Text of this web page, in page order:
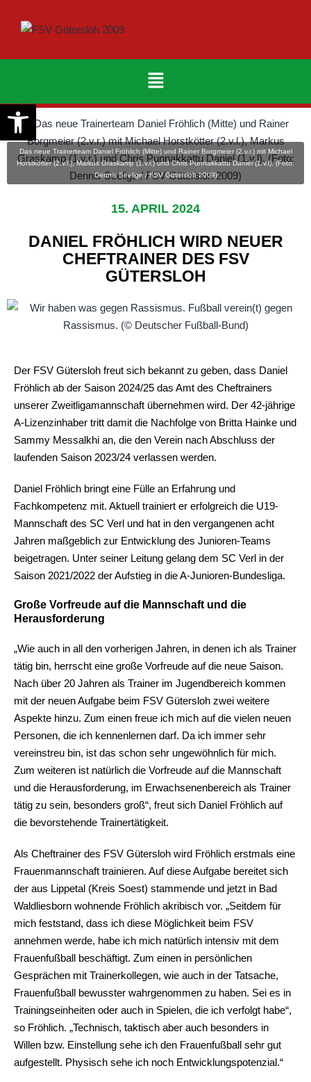
Das neue Trainerteam Daniel Fröhlich (Mitte) und Rainer Borgmeier (2.v.r.) mit Michael
Horstkötter (2.v.l.), Markus Graskamp (1.v.r.) und Chris Punnakkattu Daniel (1.v.l). (Foto:
Dennis Seelige / FSV Gütersloh 2009)
15. APRIL 2024
DANIEL FRÖHLICH WIRD NEUER
CHEFTRAINER DES FSV
GÜTERSLOH
Der FSV Gütersloh freut sich bekannt zu geben, dass Daniel
Fröhlich ab der Saison 2024/25 das Amt des Cheftrainers
unserer Zweitligamannschaft übernehmen wird. Der 42-jährige
A-Lizenzinhaber tritt damit die Nachfolge von Britta Hainke und
Sammy Messalkhi an, die den Verein nach Abschluss der
laufenden Saison 2023/24 verlassen werden.
Daniel Fröhlich bringt eine Fülle an Erfahrung und
Fachkompetenz mit. Aktuell trainiert er erfolgreich die U19-
Mannschaft des SC Verl und hat in den vergangenen acht
Jahren maßgeblich zur Entwicklung des Junioren-Teams
beigetragen. Unter seiner Leitung gelang dem SC Verl in der
Saison 2021/2022 der Aufstieg in die A-Junioren-Bundesliga.
Große Vorfreude auf die Mannschaft und die
Herausforderung
„Wie auch in all den vorherigen Jahren, in denen ich als Trainer
tätig bin, herrscht eine große Vorfreude auf die neue Saison.
Nach über 20 Jahren als Trainer im Jugendbereich kommen
mit der neuen Aufgabe beim FSV Gütersloh zwei weitere
Aspekte hinzu. Zum einen freue ich mich auf die vielen neuen
Personen, die ich kennenlernen darf. Da ich immer sehr
vereinstreu bin, ist das schon sehr ungewöhnlich für mich.
Zum weiteren ist natürlich die Vorfreude auf die Mannschaft
und die Herausforderung, im Erwachsenenbereich als Trainer
tätig zu sein, besonders groß“, freut sich Daniel Fröhlich auf
die bevorstehende Trainertätigkeit.
Als Cheftrainer des FSV Gütersloh wird Fröhlich erstmals eine
Frauenmannschaft trainieren. Auf diese Aufgabe bereitet sich
der aus Lippetal (Kreis Soest) stammende und jetzt in Bad
Waldliesborn wohnende Fröhlich akribisch vor. „Seitdem für
mich feststand, dass ich diese Möglichkeit beim FSV
annehmen werde, habe ich mich natürlich intensiv mit dem
Frauenfußball beschäftigt. Zum einen in persönlichen
Gesprächen mit Trainerkollegen, wie auch in der Tatsache,
Frauenfußball bewusster wahrgenommen zu haben. Sei es in
Trainingseinheiten oder auch in Spielen, die ich verfolgt habe“,
so Fröhlich. „Technisch, taktisch aber auch besonders in
Willen bzw. Einstellung sehe ich den Frauenfußball sehr gut
aufgestellt. Physisch sehe ich noch Entwicklungspotenzial.“
Werkzeugleiste öffnen